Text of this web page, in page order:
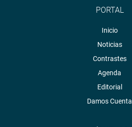
PORTAL
Inicio
Noticias
Contrastes
Agenda
Editorial
Damos Cuenta